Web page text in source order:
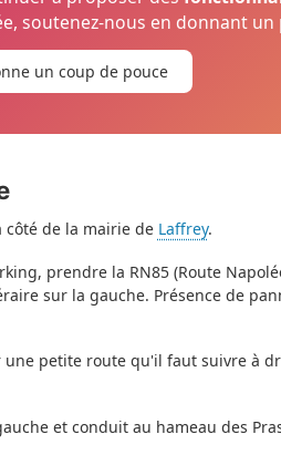
soutenez-nous en donnant un
un coup de pouce
côté de la mairie de Laffrey.
prendre la RN85 (Route
sur la gauche. Présence de
petite route qu'il faut suivre à
et conduit au hameau des